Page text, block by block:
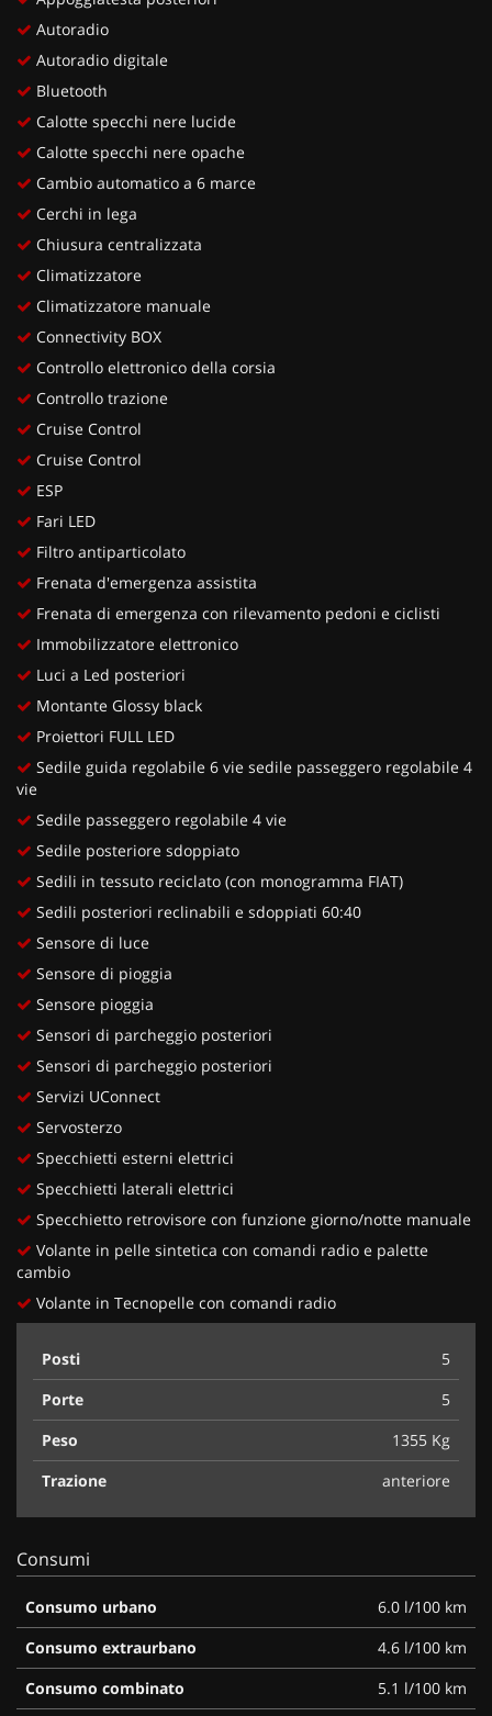
Autoradio
Autoradio digitale
Bluetooth
Calotte specchi nere lucide
Calotte specchi nere opache
Cambio automatico a 6 marce
Cerchi in lega
Chiusura centralizzata
Climatizzatore
Climatizzatore manuale
Connectivity BOX
Controllo elettronico della corsia
Controllo trazione
Cruise Control
Cruise Control
ESP
Fari LED
Filtro antiparticolato
Frenata d'emergenza assistita
Frenata di emergenza con rilevamento pedoni e ciclisti
Immobilizzatore elettronico
Luci a Led posteriori
Montante Glossy black
Proiettori FULL LED
Sedile guida regolabile 6 vie sedile passeggero regolabile 4
vie
Sedile passeggero regolabile 4 vie
Sedile posteriore sdoppiato
Sedili in tessuto reciclato (con monogramma FIAT)
Sedili posteriori reclinabili e sdoppiati 60:40
Sensore di luce
Sensore di pioggia
Sensore pioggia
Sensori di parcheggio posteriori
Sensori di parcheggio posteriori
Servizi UConnect
Servosterzo
Specchietti esterni elettrici
Specchietti laterali elettrici
Specchietto retrovisore con funzione giorno/notte manuale
Volante in pelle sintetica con comandi radio e palette
cambio
Volante in Tecnopelle con comandi radio
Posti
5
Porte
5
Peso
1355 Kg
Trazione
anteriore
Consumi
Consumo urbano
6.0 l/100 km
Consumo extraurbano
4.6 l/100 km
Consumo combinato
5.1 l/100 km